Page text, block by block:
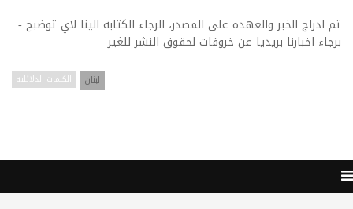
تم ادراج الخبر والعهده على المصدر، الرجاء الكتابة الينا لاي توضبح -
برجاء اخبارنا بريديا عن خروقات لحقوق النشر للغير
الكلمات الدلائليه لبنان